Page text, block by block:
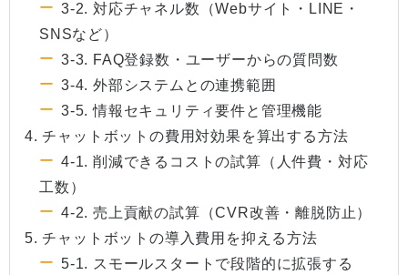
3-2. 対応チャネル数（Webサイト・LINE・
SNSなど）
3-3. FAQ登録数・ユーザーからの質問数
3-4. 外部システムとの連携範囲
3-5. 情報セキュリティ要件と管理機能
4. チャットボットの費用対効果を算出する方法
4-1. 削減できるコストの試算（人件費・対応
工数）
4-2. 売上貢献の試算（CVR改善・離脱防止）
5. チャットボットの導入費用を抑える方法
5-1. スモールスタートで段階的に拡張する